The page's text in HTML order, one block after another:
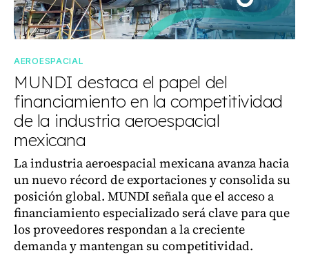
AEROESPACIAL
MUNDI destaca el papel del
financiamiento en la competitividad
de la industria aeroespacial
mexicana
La industria aeroespacial mexicana avanza hacia
un nuevo récord de exportaciones y consolida su
posición global. MUNDI señala que el acceso a
financiamiento especializado será clave para que
los proveedores respondan a la creciente
demanda y mantengan su competitividad.